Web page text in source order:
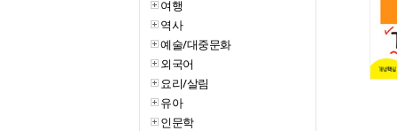
여행
역사
예술/대중문화
외국어
요리/살림
유아
인문학